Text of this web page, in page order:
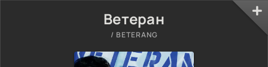
Ветеран
/ BETERANG